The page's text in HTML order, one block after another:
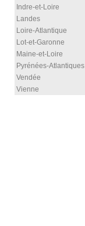
Indre-et-Loire
Landes
Loire-Atlantique
Lot-et-Garonne
Maine-et-Loire
Pyrénées-Atlantiques
Vendée
Vienne